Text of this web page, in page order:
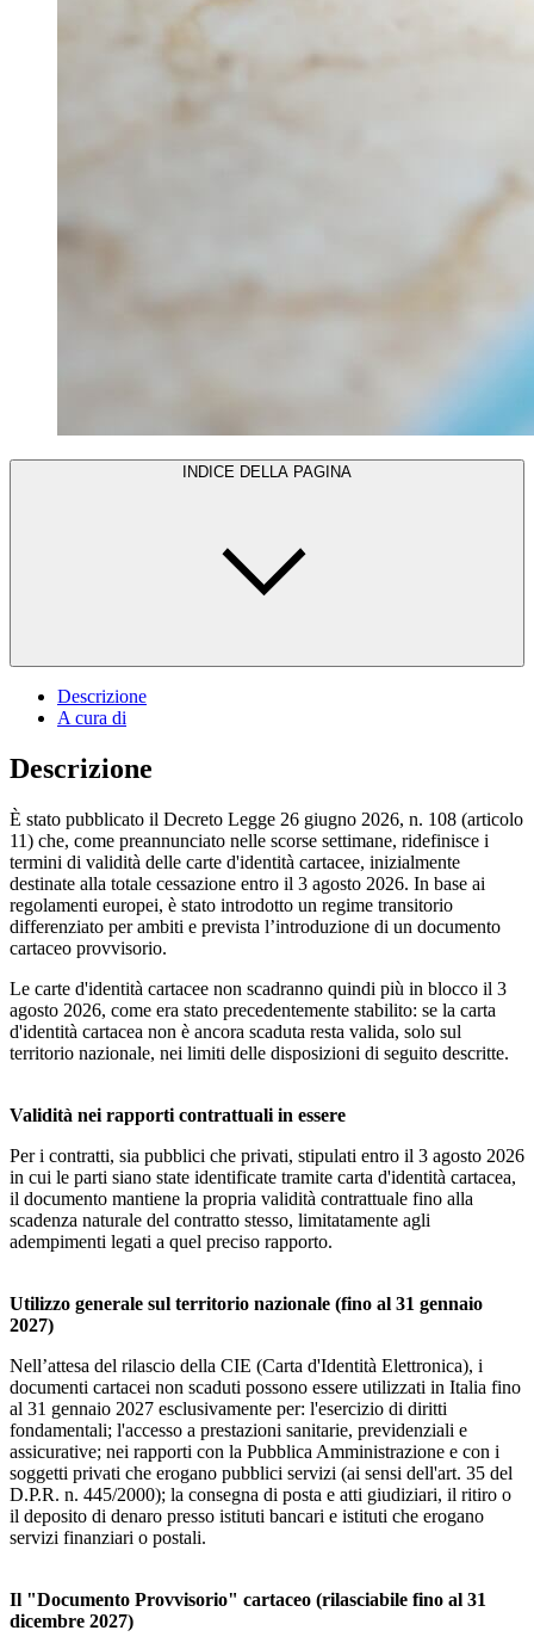
INDICE DELLA PAGINA
Descrizione
A cura di
Descrizione
È stato pubblicato il Decreto Legge 26 giugno 2026, n. 108 (articolo
11) che, come preannunciato nelle scorse settimane, ridefinisce i
termini di validità delle carte d'identità cartacee, inizialmente
destinate alla totale cessazione entro il 3 agosto 2026. In base ai
regolamenti europei, è stato introdotto un regime transitorio
differenziato per ambiti e prevista l’introduzione di un documento
cartaceo provvisorio.
Le carte d'identità cartacee non scadranno quindi più in blocco il 3
agosto 2026, come era stato precedentemente stabilito: se la carta
d'identità cartacea non è ancora scaduta resta valida, solo sul
territorio nazionale, nei limiti delle disposizioni di seguito descritte.
Validità nei rapporti contrattuali in essere
Per i contratti, sia pubblici che privati, stipulati entro il 3 agosto 2026
in cui le parti siano state identificate tramite carta d'identità cartacea,
il documento mantiene la propria validità contrattuale fino alla
scadenza naturale del contratto stesso, limitatamente agli
adempimenti legati a quel preciso rapporto.
Utilizzo generale sul territorio nazionale (fino al 31 gennaio
2027)
Nell’attesa del rilascio della CIE (Carta d'Identità Elettronica), i
documenti cartacei non scaduti possono essere utilizzati in Italia fino
al 31 gennaio 2027 esclusivamente per: l'esercizio di diritti
fondamentali; l'accesso a prestazioni sanitarie, previdenziali e
assicurative; nei rapporti con la Pubblica Amministrazione e con i
soggetti privati che erogano pubblici servizi (ai sensi dell'art. 35 del
D.P.R. n. 445/2000); la consegna di posta e atti giudiziari, il ritiro o
il deposito di denaro presso istituti bancari e istituti che erogano
servizi finanziari o postali.
Il "Documento Provvisorio" cartaceo (rilasciabile fino al 31
dicembre 2027)